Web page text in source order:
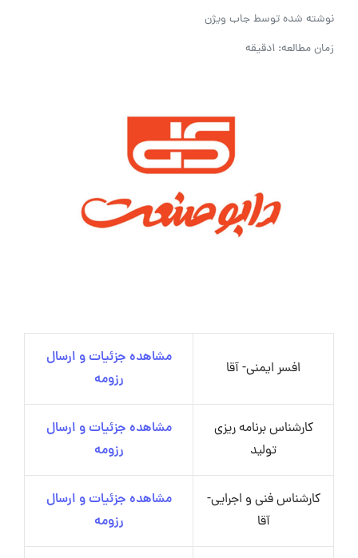
نوشته شده توسطجاب ویژن
زمان مطالعه: 1دقیقه
افسر ایمنی- آقا
مشاهده جزئیات و ارسال
رزومه
کارشناس برنامه ریزی
تولید
مشاهده جزئیات و ارسال
رزومه
کارشناس فنی و اجرایی-
آقا
مشاهده جزئیات و ارسال
رزومه